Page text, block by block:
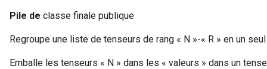
Pile de classe finale publique
Regroupe une liste de tenseurs de rang « N »-« R » en un
Emballe les tenseurs « N » dans les « valeurs » dans un